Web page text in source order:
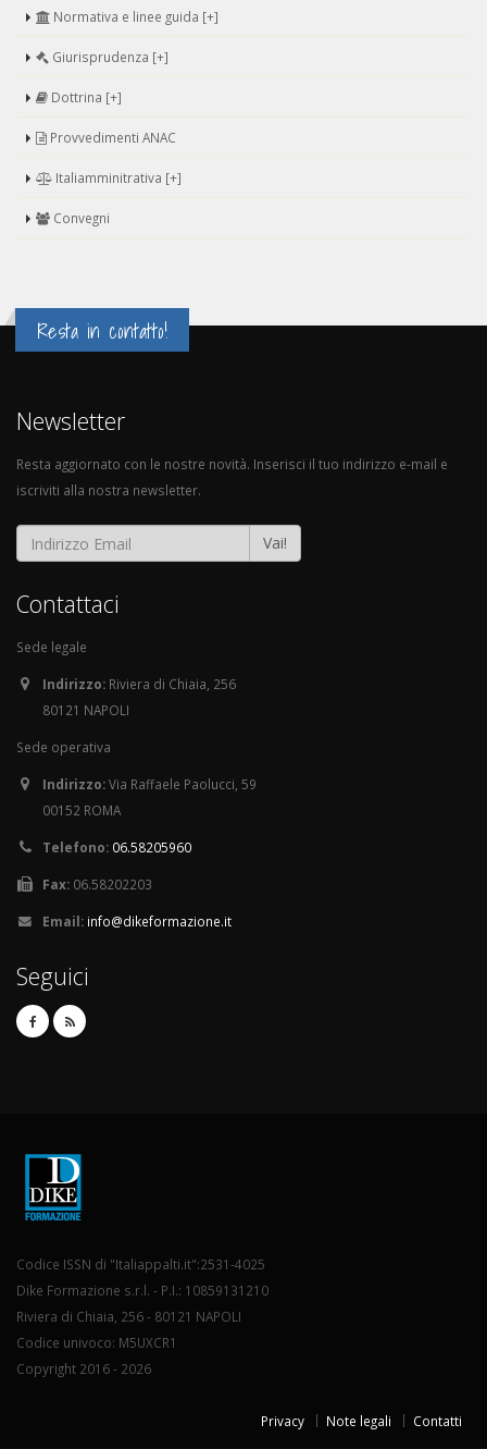
Normativa e linee guida [+]
Giurisprudenza [+]
Dottrina [+]
Provvedimenti ANAC
Italiamminitrativa [+]
Convegni
Resta in contatto!
Newsletter
Resta aggiornato con le nostre novità. Inserisci il tuo indirizzo e-mail e
iscriviti alla nostra newsletter.
Vai!
Contattaci
Sede legale
Indirizzo: Riviera di Chiaia, 256
80121 NAPOLI
Sede operativa
Indirizzo:Via Raffaele Paolucci, 59
00152 ROMA
Telefono: 06.58205960
Fax: 06.58202203
Email: info@dikeformazione.it
Seguici
Codice ISSN di "Italiappalti.it":2531-4025
Dike Formazione s.r.l. - P.I.: 10859131210
Riviera di Chiaia, 256 - 80121 NAPOLI
Codice univoco: M5UXCR1
Copyright 2016 - 2026
Privacy Note legali Contatti